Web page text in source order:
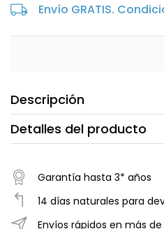
Envío GRATIS.
Descripción
Detalles del producto
Garantía hasta 3* años
14 días naturales para
Envíos rápidos en más